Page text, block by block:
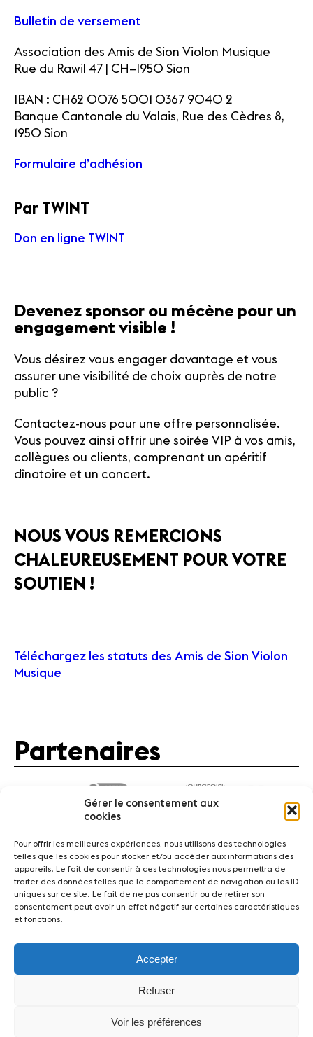
Gérer le consentement aux
cookies
Pour offrir les meilleures expériences, nous utilisons des technologies
telles que les cookies pour stocker et/ou accéder aux informations des
appareils. Le fait de consentir à ces technologies nous permettra de
traiter des données telles que le comportement de navigation ou les ID
uniques sur ce site. Le fait de ne pas consentir ou de retirer son
consentement peut avoir un effet négatif sur certaines caractéristiques
et fonctions.
Accepter
Refuser
Voir les préférences
Bulletin de versement
Association des Amis de Sion Violon Musique
Rue du Rawil 47 | CH–1950 Sion
IBAN : CH62 0076 5001 0367 9040 2
Banque Cantonale du Valais, Rue des Cèdres 8,
1950 Sion
Formulaire d’adhésion
Par TWINT
Don en ligne TWINT
Devenez sponsor ou mécène pour un
engagement visible !
Vous désirez vous engager davantage et vous
assurer une visibilité de choix auprès de notre
public ?
Contactez-nous pour une offre personnalisée.
Vous pouvez ainsi offrir une soirée VIP à vos amis,
collègues ou clients, comprenant un apéritif
dînatoire et un concert.
NOUS VOUS REMERCIONS
CHALEUREUSEMENT POUR VOTRE
SOUTIEN !
Téléchargez les statuts des Amis de Sion Violon
Musique
Partenaires
ActualitésConcerts Bénévoles Médiation
Mentions légalesContact
Fondation Sion Violon Musique - Rue du Rawil 47 -
CH-1950 Sion - Switzerland